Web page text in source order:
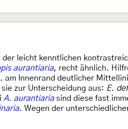
leicht kenntlichen
aurantiaria, recht ähnlich.
am Innenrand deutlicher
zur Unterscheidung aus: E.
A. aurantiariasind diese fast
. Wegen der